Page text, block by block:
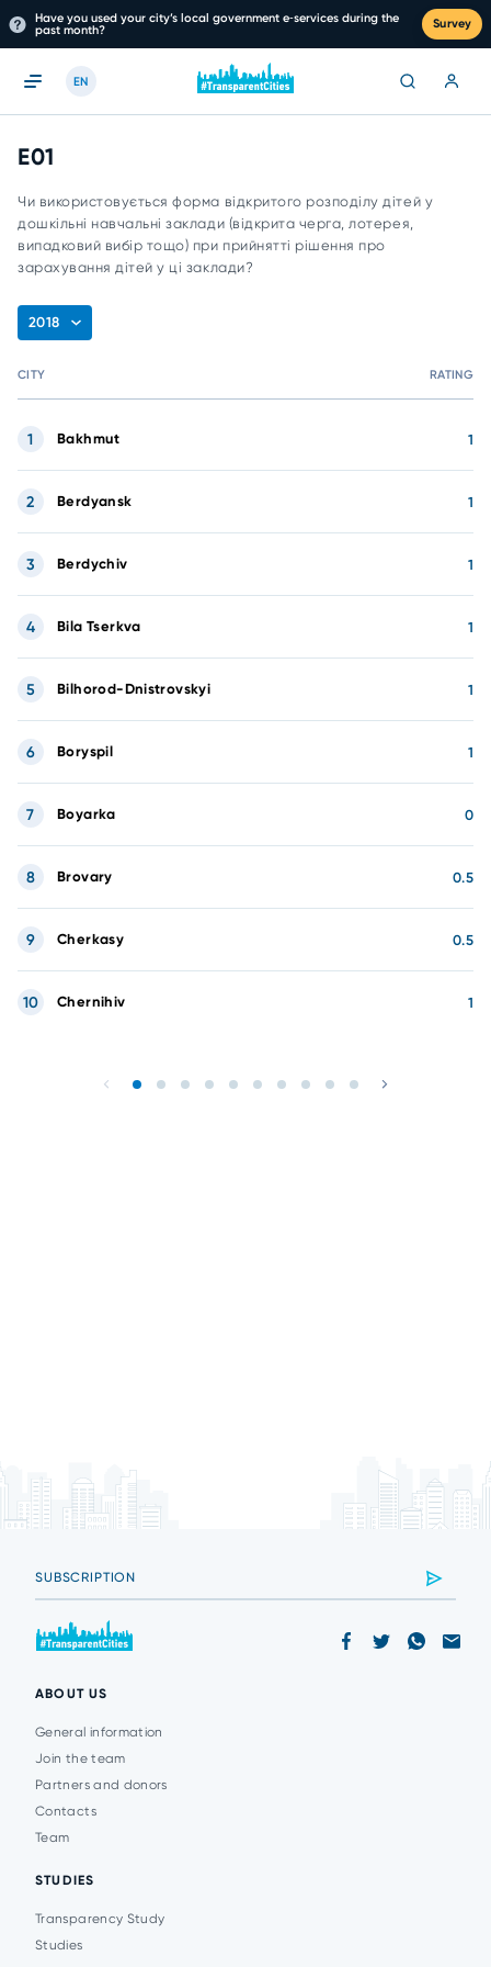
Have you used your city’s local government e‑services during the
past month?
Survey
EN
E01
Чи використовується форма відкритого розподілу дітей у
дошкільні навчальні заклади (відкрита черга, лотерея,
випадковий вибір тощо) при прийнятті рішення про
зарахування дітей у ці заклади?
2018
CITY RATING
Bakhmut 1
1
Berdyansk 1
2
Berdychiv 1
3
Bila Tserkva 1
4
Bilhorod-Dnistrovskyi 1
5
Boryspil 1
6
Boyarka 0
7
Brovary 0.5
8
Cherkasy 0.5
9
Chernihiv 1
10
ABOUT US
General information
Join the team
Partners and donors
Contacts
Team
STUDIES
Transparency Study
Studies